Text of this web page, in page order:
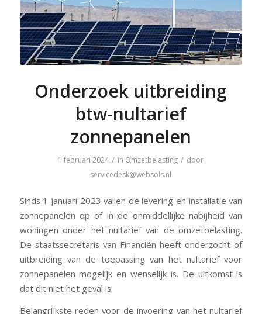
Onderzoek uitbreiding
btw-nultarief
zonnepanelen
1 februari 2024 / in Omzetbelasting / door
servicedesk@websols.nl
Sinds 1 januari 2023 vallen de levering en installatie van
zonnepanelen op of in de onmiddellijke nabijheid van
woningen onder het nultarief van de omzetbelasting.
De staatssecretaris van Financiën heeft onderzocht of
uitbreiding van de toepassing van het nultarief voor
zonnepanelen mogelijk en wenselijk is. De uitkomst is
dat dit niet het geval is.
Belangrijkste reden voor de invoering van het nultarief